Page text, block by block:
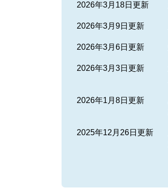
2026年3月18日更新
2026年3月9日更新
2026年3月6日更新
2026年3月3日更新
2026年1月8日更新
2025年12月26日更新